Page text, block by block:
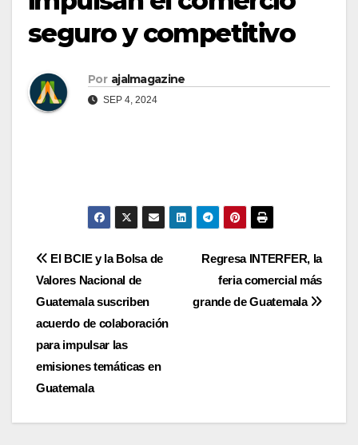
seguro y competitivo
Por ajalmagazine
SEP 4, 2024
Navegación
de
entradas
Regresa INTERFER, la
feria comercial más
grande de Guatemala
El BCIE y la Bolsa de
Valores Nacional de
Guatemala suscriben
acuerdo de colaboración
para impulsar las
emisiones temáticas en
Guatemala